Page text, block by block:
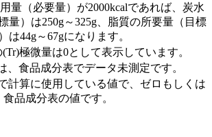
量（必要量）が2000kcalであれば、炭水
量）は250g～325g、脂質の所要量（目標
は44g～67gになります。
極微量は0として表示しています。
、食品成分表でデータ未測定です。
計算に使用している値で、ゼロもしくは
食品成分表の値です。